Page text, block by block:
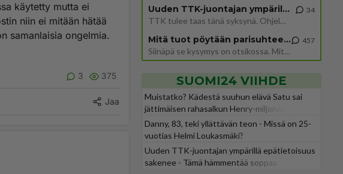
käytetty mutta ei
niin ei mitään hätää
samanlaisia ongelmia.
3 375
Jaa
Uuden TTK-juontajan ympärillä epätietoisuus sakenee - Nyt MTV hämmentää soppaa
TTK tulee taas tänä syksynä. Ohjelman uudet tähtioppilaat julkistetaan torstaina 6. elokuuta klo 14 alkavassa lehdistö
34
Mitä tuot pöytään parisuhteessa?
Siinäpä se kysymys on otsikossa. Mitäpä siis tuot/toisit pöytään parisuhteessa? Oletko mies vai nainen? Koetko sen mitä
457
SUOMI24 VIIHDE
Muistatko? Kädestä suuhun elävä Satu sai
jättimäisen rahasalkun Henry-miljonääriltä
Danny, 83, teki yllättävän teon - Missä on 25-
vuotias Helmi Loukasmäki?
Uuden TTK-juontajan ympärillä epätietoisuus
sakenee - Tämä hämmentää soppaa